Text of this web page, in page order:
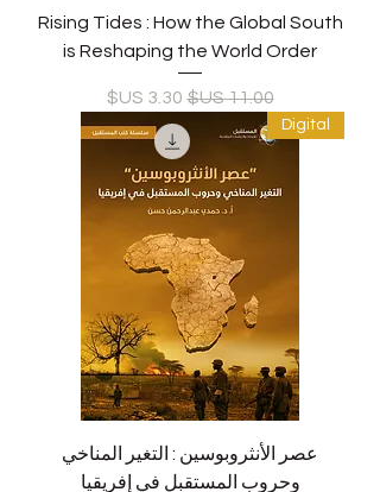
Rising Tides : How the Global South
is Reshaping the World Order
سعر عادي‏11.00 US$ سعر البيع
Digital
عصر الأنثروبوسين : التغير المناخي
وحروب المستقبل في إفريقيا